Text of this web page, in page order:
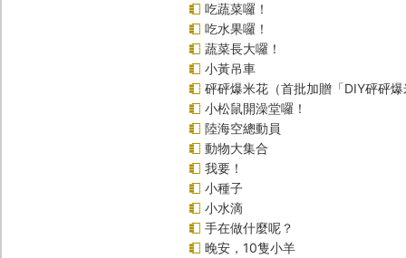
吃蔬菜囉！
吃水果囉！
蔬菜長大囉！
小黃吊車
砰砰爆米花（首批加贈「DIY砰砰
小松鼠開澡堂囉！
陸海空總動員
動物大集合
我要！
小種子
小水滴
手在做什麼呢？
晚安，10隻小羊